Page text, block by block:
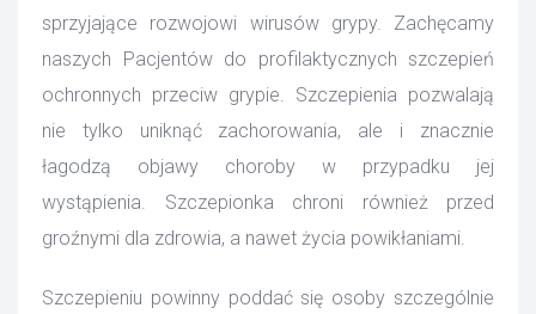
przyjające rozwojowi wirusów grypy. Zachęcamy
naszych Pacjentów do profilaktycznych szczepień
ochronnych przeciw grypie. Szczepienia pozwalają
nie tylko uniknąć zachorowania, ale i znacznie
łagodzą objawy choroby w przypadku jej
wystąpienia. Szczepionka chroni również przed
groźnymi dla zdrowia, a nawet życia powikłaniami.
Szczepieniu powinny poddać się osoby szczególnie